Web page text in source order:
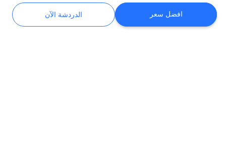
الدردشةافضل سعر الدردشة الآن